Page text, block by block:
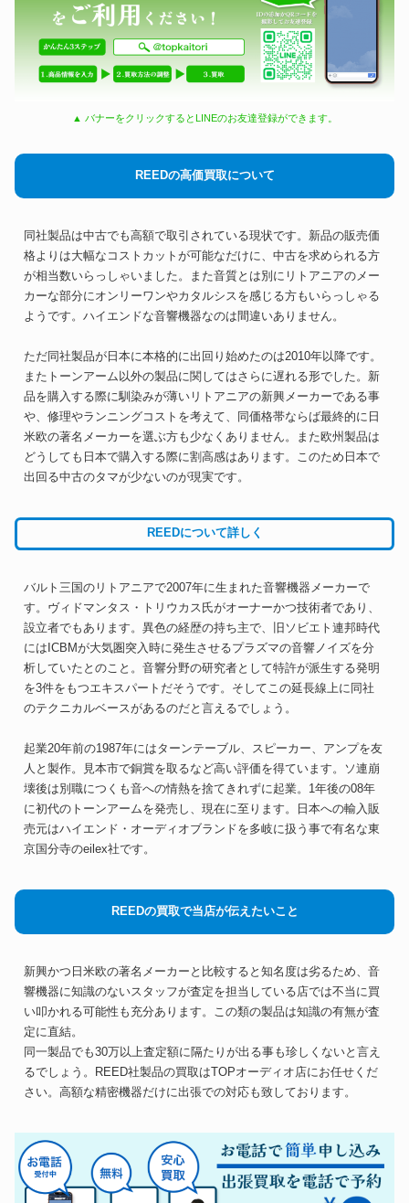
▲ バナーをクリックするとLINEのお友達登録ができます。
REEDの高価買取について
同社製品は中古でも高額で取引されている現状です。新品の販売価
格よりは大幅なコストカットが可能なだけに、中古を求められる方
が相当数いらっしゃいました。また音質とは別にリトアニアのメー
カーな部分にオンリーワンやカタルシスを感じる方もいらっしゃる
ようです。ハイエンドな音響機器なのは間違いありません。
ただ同社製品が日本に本格的に出回り始めたのは2010年以降です。
またトーンアーム以外の製品に関してはさらに遅れる形でした。新
品を購入する際に馴染みが薄いリトアニアの新興メーカーである事
や、修理やランニングコストを考えて、同価格帯ならば最終的に日
米欧の著名メーカーを選ぶ方も少なくありません。また欧州製品は
どうしても日本で購入する際に割高感はあります。このため日本で
出回る中古のタマが少ないのが現実です。
REEDについて詳しく
バルト三国のリトアニアで2007年に生まれた音響機器メーカーで
す。ヴィドマンタス・トリウカス氏がオーナーかつ技術者であり、
設立者でもあります。異色の経歴の持ち主で、旧ソビエト連邦時代
にはICBMが大気圏突入時に発生させるプラズマの音響ノイズを分
析していたとのこと。音響分野の研究者として特許が派生する発明
を3件をもつエキスパートだそうです。そしてこの延長線上に同社
のテクニカルベースがあるのだと言えるでしょう。
起業20年前の1987年にはターンテーブル、スピーカー、アンプを友
人と製作。見本市で銅賞を取るなど高い評価を得ています。ソ連崩
壊後は別職につくも音への情熱を捨てきれずに起業。1年後の08年
に初代のトーンアームを発売し、現在に至ります。日本への輸入販
売元はハイエンド・オーディオブランドを多岐に扱う事で有名な東
京国分寺のeilex社です。
REEDの買取で当店が伝えたいこと
新興かつ日米欧の著名メーカーと比較すると知名度は劣るため、音
響機器に知識のないスタッフが査定を担当している店では不当に買
い叩かれる可能性も充分あります。この類の製品は知識の有無が査
定に直結。
同一製品でも30万以上査定額に隔たりが出る事も珍しくないと言え
るでしょう。REED社製品の買取はTOPオーディオ店にお任せくだ
さい。高額な精密機器だけに出張での対応も致しております。